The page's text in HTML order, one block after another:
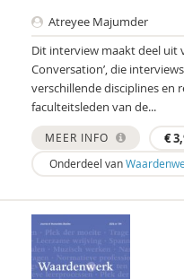
Marjon de Boer-
Isolde de Groot
Tryntsje de Groot
Ed de Jonge
Norbert de Kooter
Marcel de Rooij
Ineke de Vries
Atreyee Majumder
Dit interview maakt deel uit
Conversation’, die
verschillende disciplines en
faculteitsleden van de...
MEER INFO €
Onderdeel van